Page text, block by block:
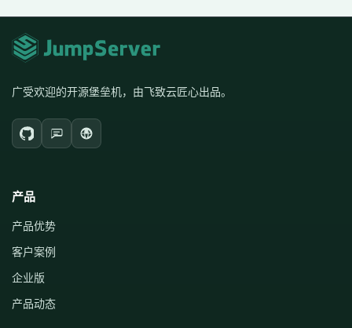
广受欢迎的开源堡垒机，由飞致云匠心出品。
产品
产品优势
客户案例
企业版
产品动态